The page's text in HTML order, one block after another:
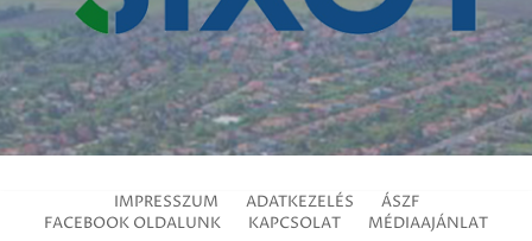
IMPRESSZUM ADATKEZELÉS
ÁSZF
FACEBOOK OLDALUNK
KAPCSOLAT MÉDIAAJÁNLAT